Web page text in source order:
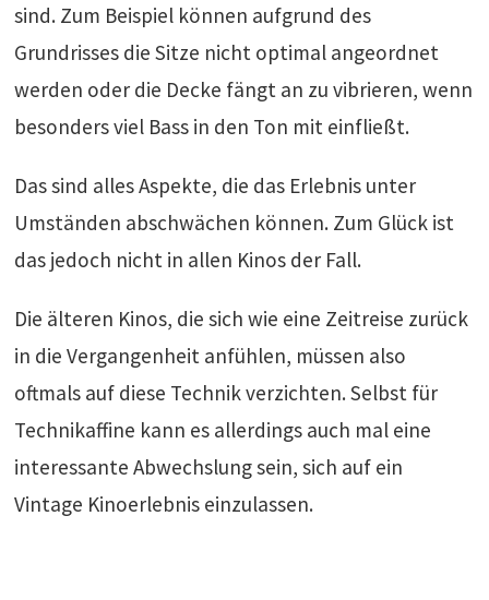
sind. Zum Beispiel können aufgrund des
Grundrisses die Sitze nicht optimal angeordnet
werden oder die Decke fängt an zu vibrieren, wenn
besonders viel Bass in den Ton mit einfließt.
Das sind alles Aspekte, die das Erlebnis unter
Umständen abschwächen können. Zum Glück ist
das jedoch nicht in allen Kinos der Fall.
Die älteren Kinos, die sich wie eine Zeitreise zurück
in die Vergangenheit anfühlen, müssen also
oftmals auf diese Technik verzichten. Selbst für
Technikaffine kann es allerdings auch mal eine
interessante Abwechslung sein, sich auf ein
Vintage Kinoerlebnis einzulassen.